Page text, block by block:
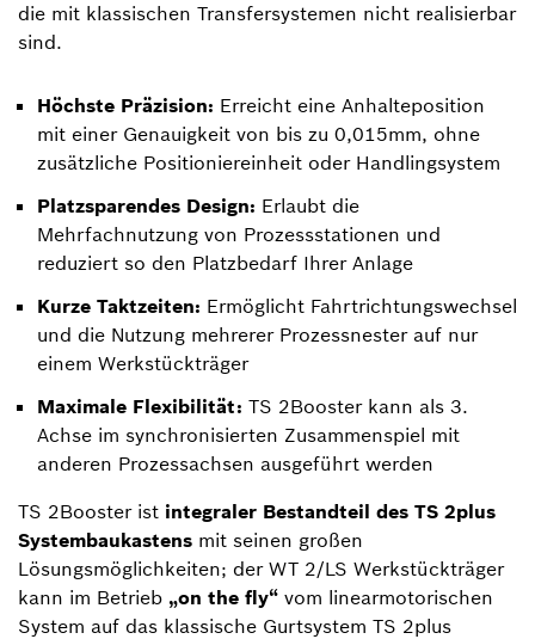
die mit klassischen Transfersystemen nicht realisierbar
sind.
Höchste Präzision: Erreicht eine Anhalteposition
mit einer Genauigkeit von bis zu 0,015mm, ohne
zusätzliche Positioniereinheit oder Handlingsystem
Platzsparendes Design: Erlaubt die
Mehrfachnutzung von Prozessstationen und
reduziert so den Platzbedarf Ihrer Anlage
Kurze Taktzeiten: Ermöglicht Fahrtrichtungswechsel
und die Nutzung mehrerer Prozessnester auf nur
einem Werkstückträger
Maximale Flexibilität: TS 2Booster kann als 3.
Achse im synchronisierten Zusammenspiel mit
anderen Prozessachsen ausgeführt werden
TS 2Booster ist integraler Bestandteil des TS 2plus
Systembaukastens mit seinen großen
Lösungsmöglichkeiten; der WT 2/LS Werkstückträger
kann im Betrieb „on the fly“ vom linearmotorischen
System auf das klassische Gurtsystem TS 2plus